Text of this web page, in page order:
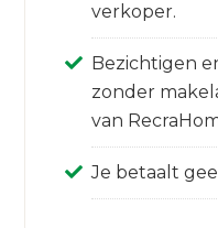
verkoper.
Bezichtigen
zonder
van
Je betaalt